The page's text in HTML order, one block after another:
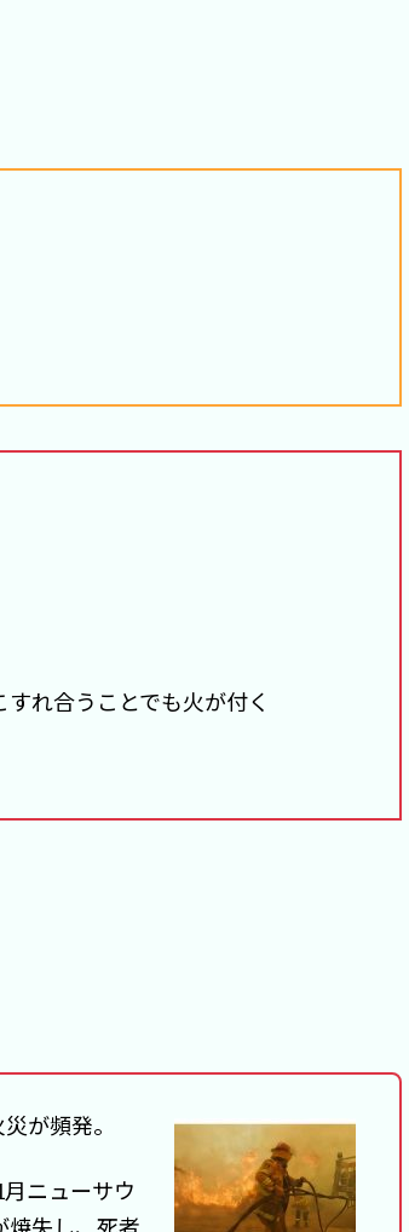
れ合うことでも火が付く
が頻発。
ニューサウ